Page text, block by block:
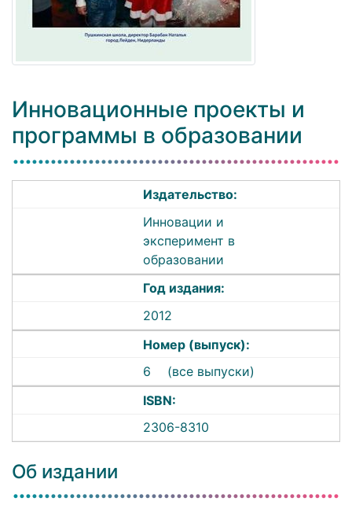
Инновационные проекты и
программы в образовании
Издательство:
Инновации и
эксперимент в
образовании
Год издания:
2012
Номер (выпуск):
6
(все выпуски)
ISBN:
2306-8310
Об издании